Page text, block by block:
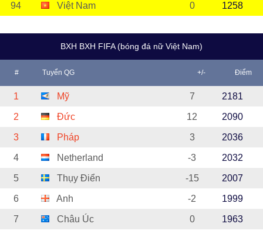
94 Việt Nam 0 1258
BXH BXH FIFA (bóng đá nữ Việt Nam)
# Tuyển QG +/- Điểm
1 Mỹ 7 2181
2 Đức 12 2090
3 Pháp 3 2036
4 Netherland -3 2032
5 Thụy Điển -15 2007
6 Anh -2 1999
7 Châu Úc 0 1963